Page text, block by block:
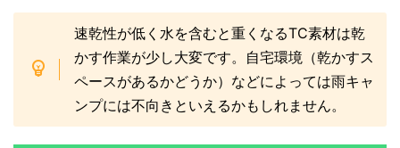
速乾性が低く水を含むと重くなるTC素材は乾
かす作業が少し大変です。自宅環境（乾かすス
ペースがあるかどうか）などによっては雨キャ
ンプには不向きといえるかもしれません。